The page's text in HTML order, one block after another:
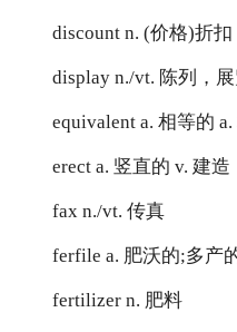
discount n. (价格)折扣
display n./vt. 陈列，
equivalent a. 相等的
erect a. 竖直的 v. 建造
fax n./vt. 传真
ferfile a. 肥沃的;多产
fertilizer n. 肥料